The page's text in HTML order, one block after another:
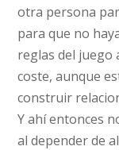
otra persona
para que no
reglas del juego
coste, aunque
construir
Y ahí entonces
al depender de